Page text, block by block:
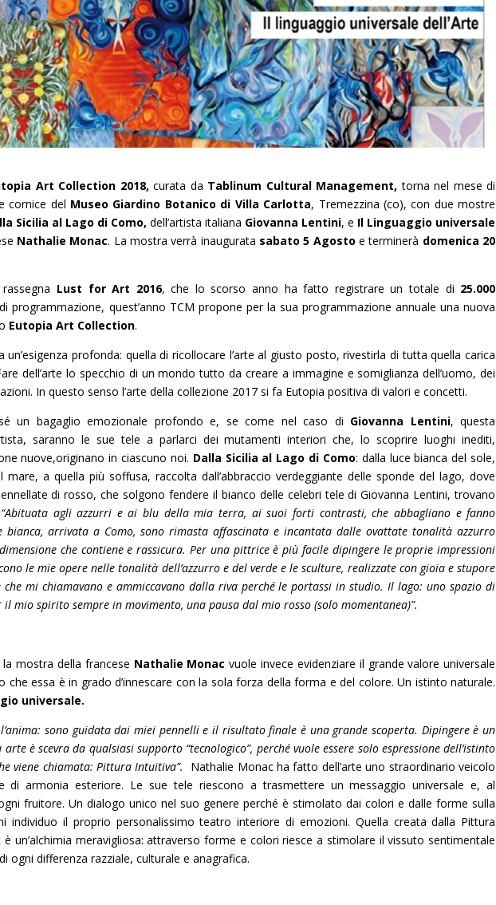
Art Collection 2018, curata da Tablinum Cultural Management,torna nel mese di
cornice del Museo Giardino Botanico di Villa Carlotta, Tremezzina (co), con due mostre
Sicilia al Lago di Como,dell’artista italiana Giovanna Lentini, e Il Linguaggio universale
Nathalie Monac. La mostra verrà inaugurata sabato 5 Agosto e terminerà domenica 20
Lust for Art 2016, che lo scorso anno ha fatto registrare un totale di 25.000
programmazione, quest’anno TCM propone per la sua programmazione annuale una nuova
Eutopia Art Collection.
un’esigenza profonda: quella di ricollocare l’arte al giusto posto, rivestirla di tutta quella carica
dell’arte lo specchio di un mondo tutto da creare a immagine e somiglianza dell’uomo, dei
In questo senso l’arte della collezione 2017 si fa Eutopia positiva di valori e concetti.
un bagaglio emozionale profondo e, se come nel caso di Giovanna Lentini, questa
saranno le sue tele a parlarci dei mutamenti interiori che, lo scoprire luoghi inediti,
nuove,originano in ciascuno noi. Dalla Sicilia al Lago di Como: dalla luce bianca del sole,
a quella più soffusa, raccolta dall’abbraccio verdeggiante delle sponde del lago, dove
di rosso, che solgono fendere il bianco delle celebri tele di Giovanna Lentini, trovano
“Abituata agli azzurri e ai blu della mia terra, ai suoi forti contrasti, che abbagliano e fanno
bianca, arrivata a Como, sono rimasta affascinata e incantata dalle ovattate tonalità azzurro
che contiene e rassicura. Per una pittrice è più facile dipingere le proprie impressioni
le mie opere nelle tonalità dell’azzurro e del verde e le sculture, realizzate con gioia e stupore
mi chiamavano e ammiccavano dalla riva perché le portassi in studio. Il lago: uno spazio di
mio spirito sempre in movimento, una pausa dal mio rosso (solo momentanea)”.
la mostra della francese Nathalie Monac vuole invece evidenziare il grande valore universale
che essa è in grado d’innescare con la sola forza della forma e del colore. Un istinto naturale.
universale.
sono guidata dai miei pennelli e il risultato finale è una grande scoperta. Dipingere è un
è scevra da qualsiasi supporto “tecnologico”, perché vuole essere solo espressione dell’istinto
viene chiamata: Pittura Intuitiva”.
Nathalie Monac ha fatto dell’arte uno straordinario veicolo
di armonia esteriore. Le sue tele riescono a trasmettere un messaggio universale e, al
fruitore. Un dialogo unico nel suo genere perché è stimolato dai colori e dalle forme sulla
individuo il proprio personalissimo teatro interiore di emozioni. Quella creata dalla Pittura
un’alchimia meravigliosa: attraverso forme e colori riesce a stimolare il vissuto sentimentale
ogni differenza razziale, culturale e anagrafica.